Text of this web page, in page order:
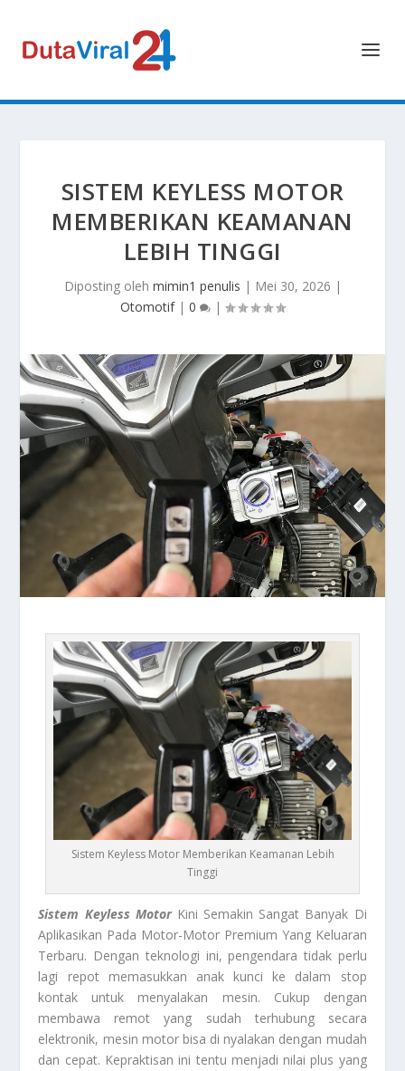
SISTEM KEYLESS MOTOR
MEMBERIKAN KEAMANAN
LEBIH TINGGI
Diposting oleh mimin1 penulis | Mei 30, 2026 |
Otomotif| 0 |
Sistem Keyless Motor Memberikan Keamanan Lebih
Tinggi
Sistem Keyless MotorKini Semakin Sangat Banyak Di
Aplikasikan Pada Motor-Motor Premium Yang Keluaran
Terbaru. Dengan teknologi ini, pengendara tidak perlu
lagi repot memasukkan anak kunci ke dalam stop
kontak untuk menyalakan mesin. Cukup dengan
membawa remot yang sudah terhubung secara
elektronik, mesin motor bisa di nyalakan dengan mudah
dan cepat. Kepraktisan ini tentu menjadi nilai plus yang